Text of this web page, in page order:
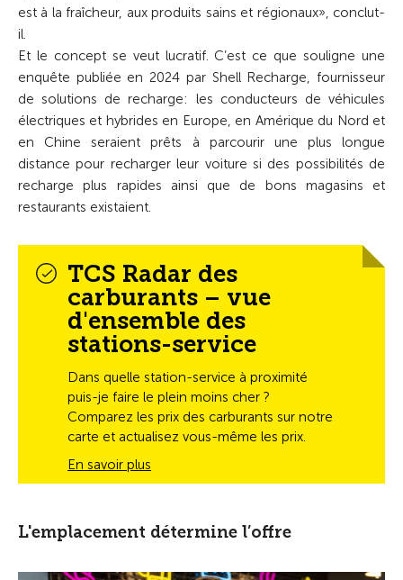
est à la fraîcheur, aux produits sains et régionaux», conclut-
il.
Et le concept se veut lucratif. C’est ce que souligne une
enquête publiée en 2024 par Shell Recharge, fournisseur
de solutions de recharge: les conducteurs de véhicules
électriques et hybrides en Europe, en Amérique du Nord et
en Chine seraient prêts à parcourir une plus longue
distance pour recharger leur voiture si des possibilités de
recharge plus rapides ainsi que de bons magasins et
restaurants existaient.
TCS Radar des
carburants – vue
d'ensemble des
stations-service
Dans quelle station-service à proximité
puis-je faire le plein moins cher ?
Comparez les prix des carburants sur notre
carte et actualisez vous-même les prix.
En savoir plus
L'emplacement détermine l’offre